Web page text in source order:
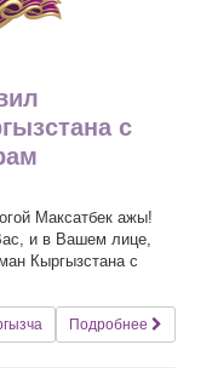
с
Максатбек ажы!
и в Вашем лице,
Кыргызстана с
Подробнее